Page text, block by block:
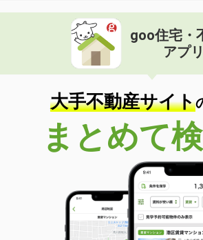
福岡県福岡市早良区次郎丸５
価 格
4,399万円
住 所
福岡県福岡市早良
専有面積 83.37m²
間取り
4LDK
福岡県福岡市早良区百道浜１
価 格
5,980万円
福岡県福岡市早良
90.76m²
間取り
3LDK
福岡県福岡市早良区西新４
goo住宅・
アプリ
大手不動産サイト
まとめて